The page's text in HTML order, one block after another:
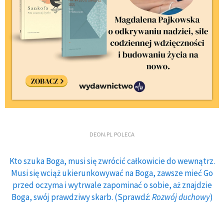
DEON.PL POLECA
Kto szuka Boga, musi się zwrócić całkowicie do wewnątrz.
Musi się wciąż ukierunkowywać na Boga, zawsze mieć Go
przed oczyma i wytrwale zapominać o sobie, aż znajdzie
Boga, swój prawdziwy skarb. (Sprawdź:Rozwój duchowy)